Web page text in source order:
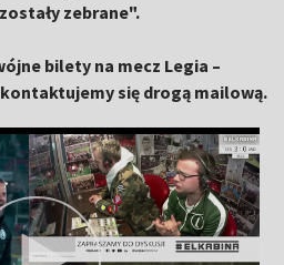
zebrane".
bilety na mecz Legia –
się drogą mailową.